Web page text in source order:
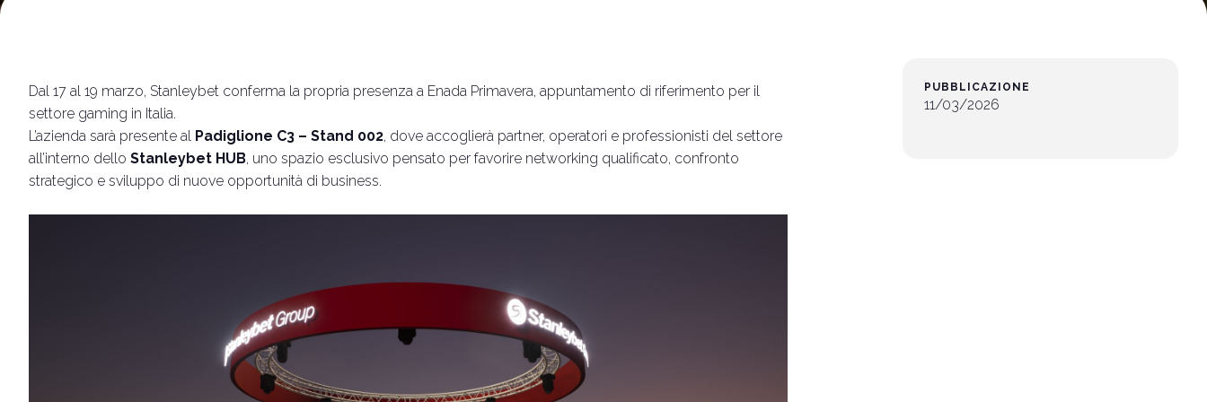
Biglietti e info utili
Perchè esporre
Dal 17 al 19 marzo, Stanleybet conferma la propria presenza a Enada Primavera, appuntamento di riferimento per il
settore gaming in Italia.
L’azienda sarà presente al Padiglione C3 – Stand 002, dove accoglierà partner, operatori e professionisti del settore
all’interno dello Stanleybet HUB, uno spazio esclusivo pensato per favorire networking qualificato, confronto
strategico e sviluppo di nuove opportunità di business.
PUBBLICAZIONE
11/03/2026